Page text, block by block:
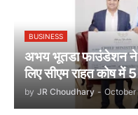
BUSINESS
अभय भूतडा फाउंडेशन ने
लिए सीएम राहत कोष में
by JR Choudhary - October